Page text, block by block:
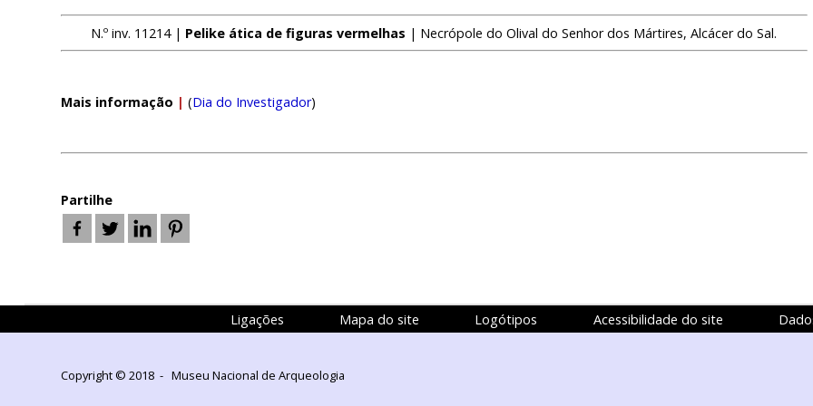
N.º inv. 11214 | Pelike ática de figuras vermelhas | Necrópole do Olival do Senhor dos Mártires, Alcácer do Sal.
Mais informação | (Dia do Investigador)
Partilhe
Ligações Mapa do site Logótipos Acessibilidade do site
Copyright © 2018 - Museu Nacional de Arqueologia